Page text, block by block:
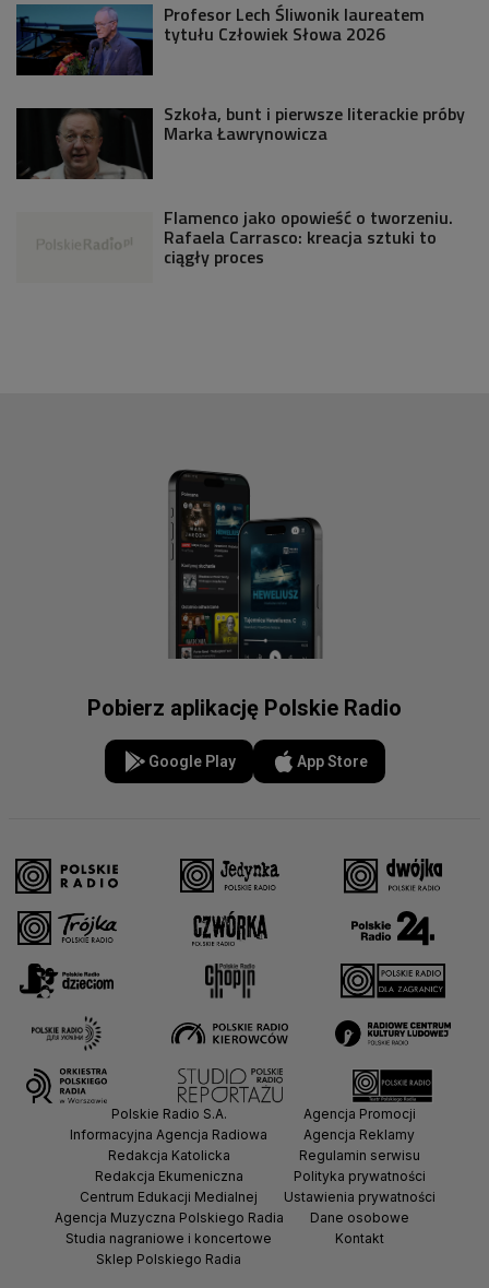
Profesor Lech Śliwonik laureatem
tytułu Człowiek Słowa 2026
Szkoła, bunt i pierwsze literackie próby
Marka Ławrynowicza
Flamenco jako opowieść o tworzeniu.
Rafaela Carrasco: kreacja sztuki to
ciągły proces
Pobierz aplikację Polskie Radio
Google Play App Store
Polskie Radio S.A.
Informacyjna Agencja Radiowa
Redakcja Katolicka
Redakcja Ekumeniczna
Centrum Edukacji Medialnej
Agencja Muzyczna Polskiego Radia
Studia nagraniowe i koncertowe
Sklep Polskiego Radia
Agencja Promocji
Agencja Reklamy
Regulamin serwisu
Polityka prywatności
Ustawienia prywatności
Dane osobowe
Kontakt